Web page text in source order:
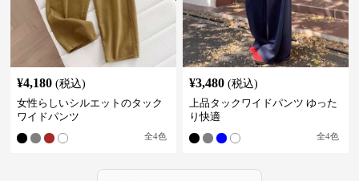
¥4,180 (税込)
女性らしいシルエットのタック
ワイドパンツ
全4色
¥3,480 (税込)
上品タックワイドパンツ ゆった
り快適
全4色